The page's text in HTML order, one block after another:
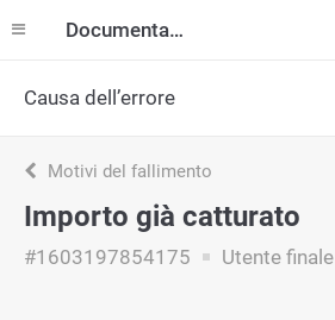
Documentazione
Causa dell’errore
Motivi del fallimento
Importo già catturato
#1603197854175 Utente finale